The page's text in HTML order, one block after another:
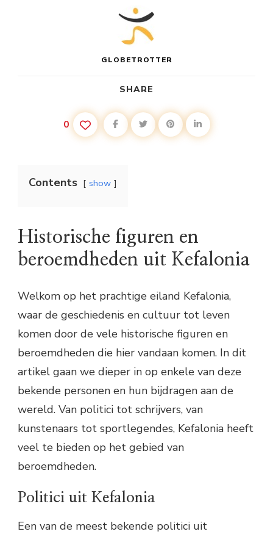
GLOBETROTTER
SHARE
0
Contents show
Historische figuren en
beroemdheden uit Kefalonia
Welkom op het prachtige eiland Kefalonia,
waar de geschiedenis en cultuur tot leven
komen door de vele historische figuren en
beroemdheden die hier vandaan komen. In dit
artikel gaan we dieper in op enkele van deze
bekende personen en hun bijdragen aan de
wereld. Van politici tot schrijvers, van
kunstenaars tot sportlegendes, Kefalonia heeft
veel te bieden op het gebied van
beroemdheden.
Politici uit Kefalonia
Een van de meest bekende politici uit